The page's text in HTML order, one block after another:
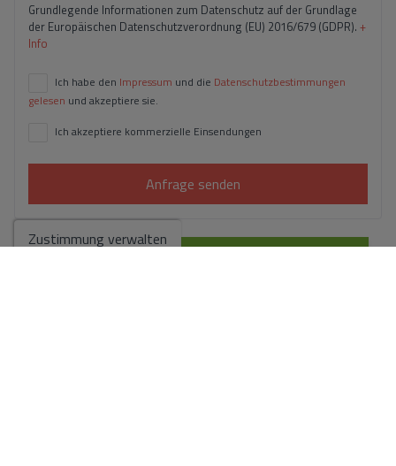
Grundlegende Informationen zum Datenschutz auf der Grundlage
der Europäischen Datenschutzverordnung (EU) 2016/679 (GDPR). +
Info
Ich habe den Impressum und die Datenschutzbestimmungen
gelesen und akzeptiere sie.
Ich akzeptiere kommerzielle Einsendungen
Anfrage senden
Zustimmung verwalten